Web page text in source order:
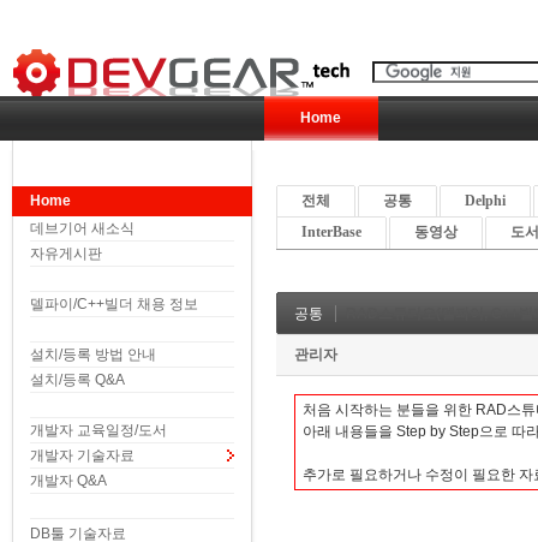
Home
Home
데브기어 새소식
자유게시판
델파이/C++빌더 채용 정보
설치/등록 방법 안내
설치/등록 Q&A
개발자 교육일정/도서
개발자 기술자료
개발자 Q&A
DB툴 기술자료
전체 공통
Delphi
InterBase
동영상 도
공통
관리자
처음 시작하는 분들을 위한 RAD스
아래 내용들을 Step by Step으로 따
추가로 필요하거나 수정이